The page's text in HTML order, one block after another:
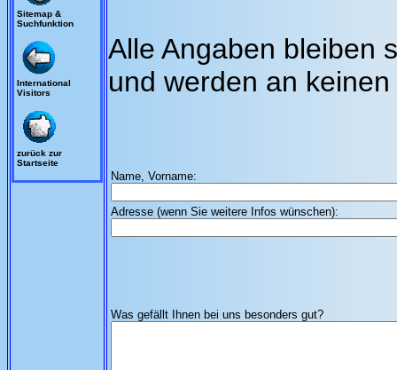
Sitemap &
Suchfunktion
International
Visitors
zurück zur
Startseite
Alle Angaben bleiben
und werden an
Name, Vorname:
Adresse (wenn Sie weitere Infos wünschen):
Was gefällt Ihnen bei uns besonders gut?